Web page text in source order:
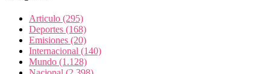
Articulo (295)
Deportes (168)
Emisiones (20)
Internacional (140)
Mundo (1.128)